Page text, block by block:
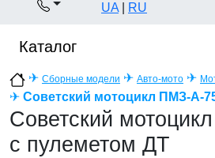
UA RU
Каталог
✈ Сборные модели ✈ Авто-мото ✈
✈ Советский мотоцикл ПМЗ-А-
Советский
с пулеметом ДТ